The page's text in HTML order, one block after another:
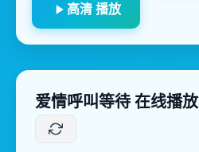
高清 播放
爱情呼叫等待 在线播放